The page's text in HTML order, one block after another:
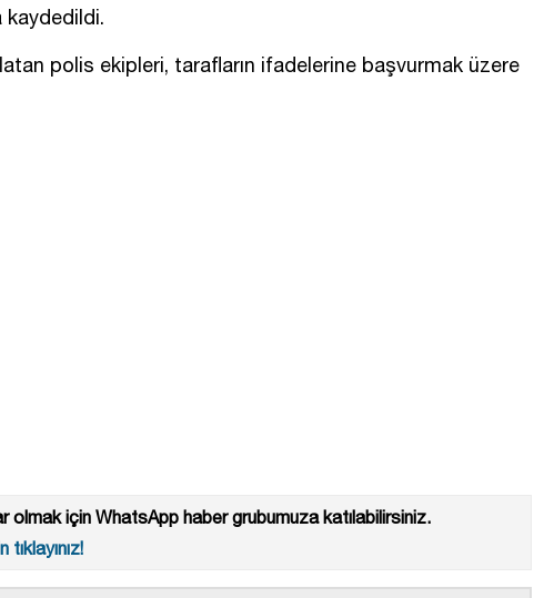
kaydedildi.
polis ekipleri, tarafların ifadelerine başvurmak üzere
olmak için WhatsApp haber grubumuza katılabilirsiniz.